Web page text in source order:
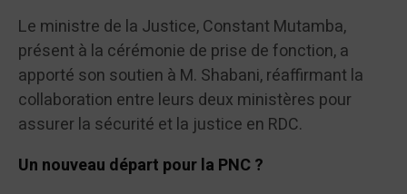
Le ministre de la Justice, Constant Mutamba,
présent à la cérémonie de prise de fonction, a
apporté son soutien à M. Shabani, réaffirmant la
collaboration entre leurs deux ministères pour
assurer la sécurité et la justice en RDC.
Un nouveau départ pour la PNC ?